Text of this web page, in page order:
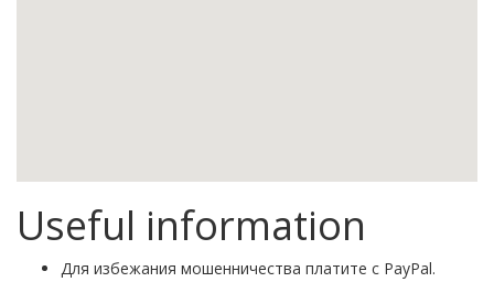
Useful information
Для избежания мошенничества платите с PayPal.